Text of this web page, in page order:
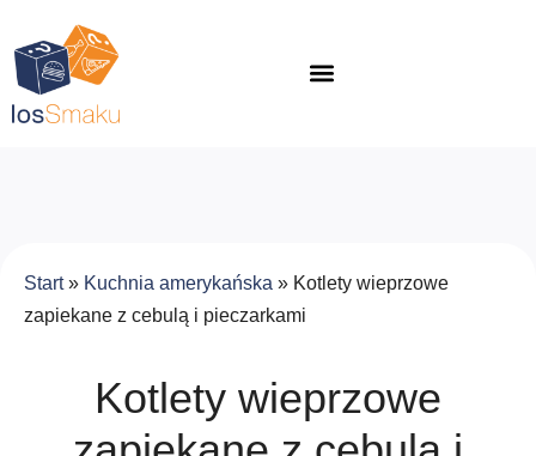
Start» Kuchnia amerykańska » Kotlety wieprzowe
zapiekane z cebulą i pieczarkami
Kotlety wieprzowe